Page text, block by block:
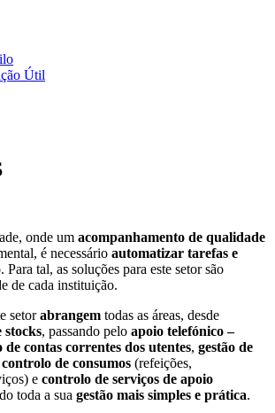
Útil
onde um acompanhamento de qualidade
é necessário automatizar tarefas e
. Para tal, as soluções para este setor são
de cada instituição.
setorabrangem todas as áreas, desde
stocks, passando pelo apoio telefónico –
de contas correntes dos utentes, gestão de
controlo de consumos (refeições,
e controlo de serviços de apoio
toda a sua gestão mais simples e prática.